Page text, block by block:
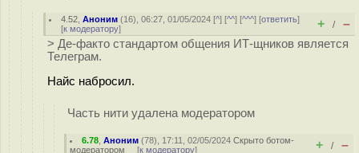
4.52 ,Аноним (16), 06:27, 01/05/2024 [^] [^^] [^^^] [ответить]
[к модератору] + / –
> Де-факто стандартом общения ИТ-щников является
Телеграм.
Найс набросил.
Часть нити удалена модератором
6.78 ,Аноним (78), 17:11, 02/05/2024Скрыто ботом-
модератором [к модератору] + / –